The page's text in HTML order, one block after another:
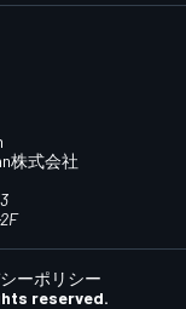
株式会社
reserved.
ーポリシー